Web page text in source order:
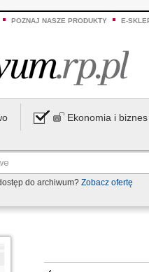
POZNAJ NASZE PRODUKTY E-
Ekonomia i biznes
do archiwum? Zobacz ofertę